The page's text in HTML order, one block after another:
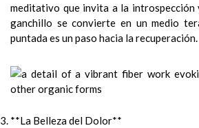
meditativo que invita a la introspección
ganchillo se convierte en un medio
puntada es un paso hacia la recuperación.
**La Belleza del Dolor**